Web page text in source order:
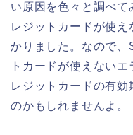
い原因を色々と調べて
レジットカードが使
かりました。なので
トカードが使えない
レジットカードの有
のかもしれませんよ。